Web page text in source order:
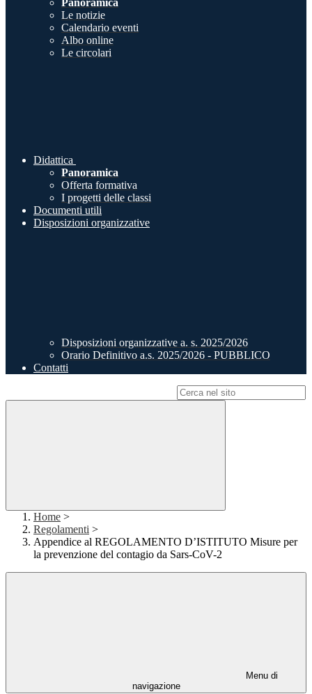
Panoramica
Le notizie
Calendario eventi
Albo online
Le circolari
Didattica
Panoramica
Offerta formativa
I progetti delle classi
Documenti utili
Disposizioni organizzative
Disposizioni organizzative a. s. 2025/2026
Orario Definitivo a.s. 2025/2026 - PUBBLICO
Contatti
Home >
Regolamenti >
Appendice al REGOLAMENTO D’ISTITUTO Misure per
la prevenzione del contagio da Sars-CoV-2
Menu di
navigazione